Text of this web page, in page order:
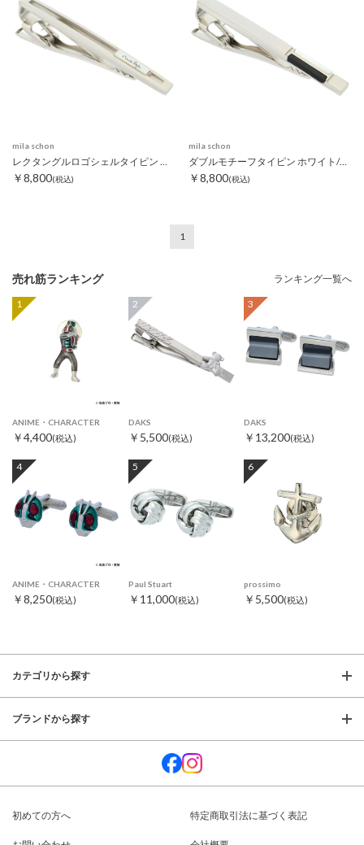
mila schon
レクタングルロゴシェルタイピン ホワイト
￥8,800(税込)
mila schon
ダブルモチーフタイピン ホワイト/ブラック
￥8,800(税込)
1
売れ筋ランキング ランキング一覧へ
1
ANIME・CHARACTER
￥4,400(税込)
2
DAKS
￥5,500(税込)
3
DAKS
￥13,200(税込)
4
ANIME・CHARACTER
￥8,250(税込)
5
Paul Stuart
￥11,000(税込)
6
prossimo
￥5,500(税込)
カテゴリから探す
ブランドから探す
初めての方へ 特定商取引法に基づく表記